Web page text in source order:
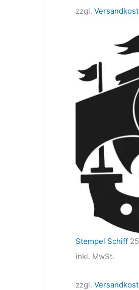
zzgl.
Stempel Schiff
inkl. MwSt.
zzgl.